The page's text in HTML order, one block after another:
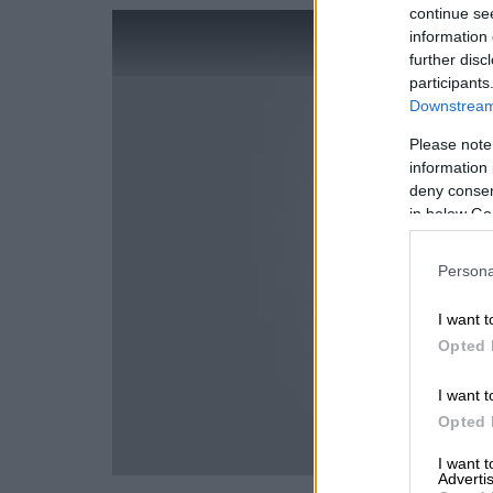
continue
information
further
Please
information
deny
in below
I want
Opted
I want
Opted
I want